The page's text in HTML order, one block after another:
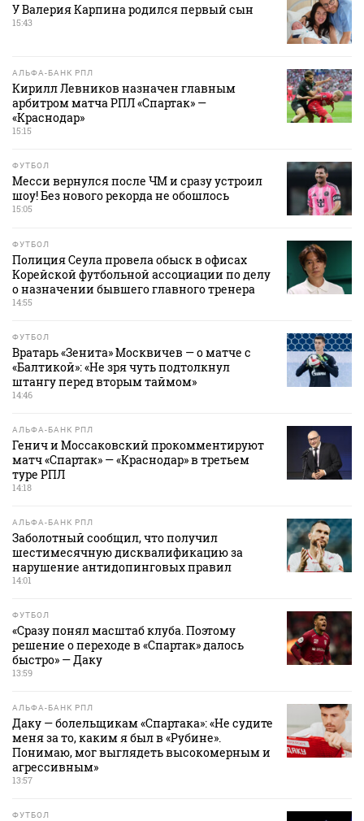
У Валерия Карпина родился первый сын
15:43
АЛЬФА-БАНК РПЛ
Кирилл Левников назначен главным
арбитром матча РПЛ «Спартак» —
«Краснодар»
15:15
ФУТБОЛ
Месси вернулся после ЧМ и сразу устроил
шоу! Без нового рекорда не обошлось
15:05
ФУТБОЛ
Полиция Сеула провела обыск в офисах
Корейской футбольной ассоциации по делу
о назначении бывшего главного тренера
14:55
ФУТБОЛ
Вратарь «Зенита» Москвичев — о матче с
«Балтикой»: «Не зря чуть подтолкнул
штангу перед вторым таймом»
14:46
АЛЬФА-БАНК РПЛ
Генич и Моссаковский прокомментируют
матч «Спартак» — «Краснодар» в третьем
туре РПЛ
14:18
АЛЬФА-БАНК РПЛ
Заболотный сообщил, что получил
шестимесячную дисквалификацию за
нарушение антидопинговых правил
14:01
ФУТБОЛ
«Сразу понял масштаб клуба. Поэтому
решение о переходе в «Спартак» далось
быстро» — Даку
13:59
АЛЬФА-БАНК РПЛ
Даку — болельщикам «Спартака»: «Не судите
меня за то, каким я был в «Рубине».
Понимаю, мог выглядеть высокомерным и
агрессивным»
13:57
ФУТБОЛ